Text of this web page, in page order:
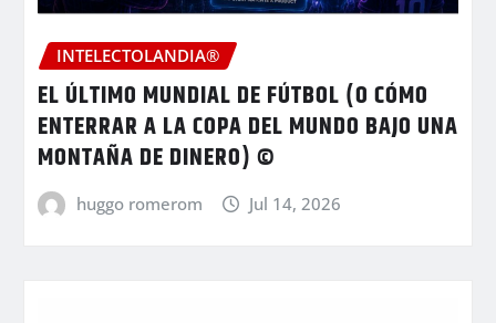
INTELECTOLANDIA®
EL ÚLTIMO MUNDIAL DE FÚTBOL (O CÓMO
ENTERRAR A LA COPA DEL MUNDO BAJO UNA
MONTAÑA DE DINERO) ©
huggo romerom Jul 14, 2026